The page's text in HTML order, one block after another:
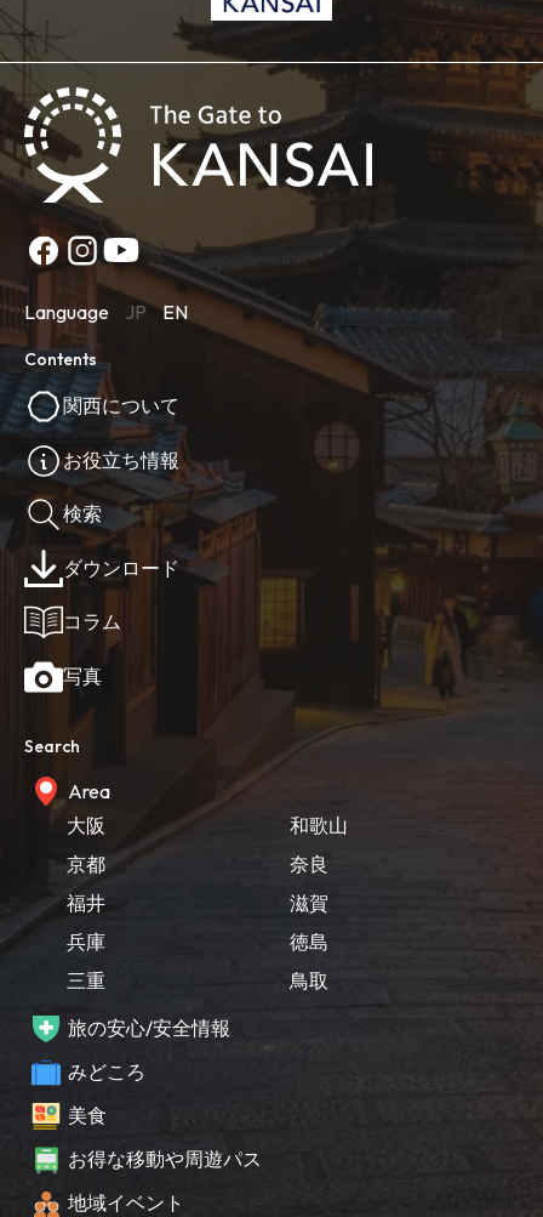
Language JP EN
Contents
関西について
お役立ち情報
検索
ダウンロード
コラム
写真
Search
Area
大阪
京都
福井
兵庫
三重
和歌山
奈良
滋賀
徳島
鳥取
旅の安心/安全情報
みどころ
美食
お得な移動や周遊パス
地域イベント